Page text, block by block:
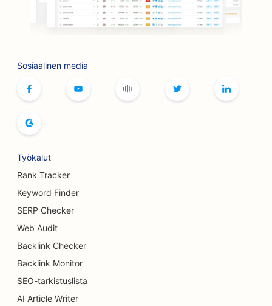
SEO lautapelikahviloille
SEO panimoille
SEO rintojen suurennuspalveluille
SEO hampurilaisautoille
SEO Kakkukaupoille
SEO autokauppiaille
SEO palovammakirurgeille
Sosiaalinen media
Työkalut
Rank Tracker
Keyword Finder
SERP Checker
Web Audit
Backlink Checker
Backlink Monitor
SEO-tarkistuslista
AI Article Writer